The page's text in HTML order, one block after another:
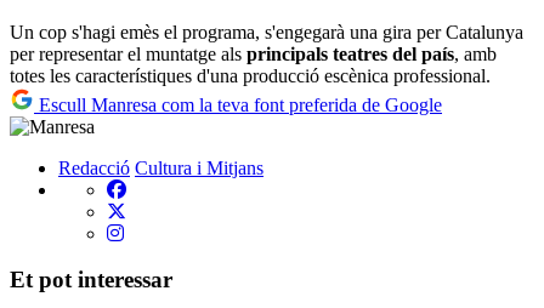
Un cop s'hagi emès el programa, s'engegarà una gira per Catalunya
per representar el muntatge als principals teatres del país, amb
totes les característiques d'una producció escènica professional.
Escull Manresa com la teva font preferida de Google
Redacció Cultura i Mitjans
Et pot interessar